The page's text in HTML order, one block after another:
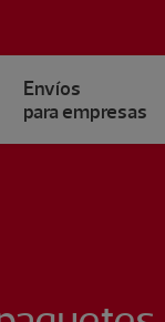
Envíos
para empresas